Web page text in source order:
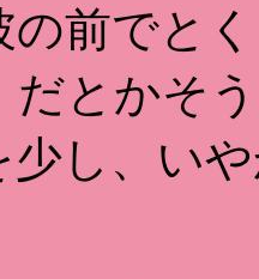
前でと
だとかそ
し、い